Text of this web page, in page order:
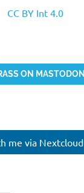
CC BY Int 4.0
ON MASTODON
me via Nextcloud